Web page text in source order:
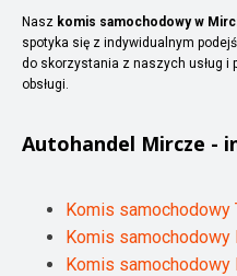
Nasz komis samochodowy w
spotyka się z indywidualnym
do skorzystania z naszych usług i
obsługi.
Autohandel Mircze -
Komis samochodowy
Komis samochodowy
Komis samochodowy